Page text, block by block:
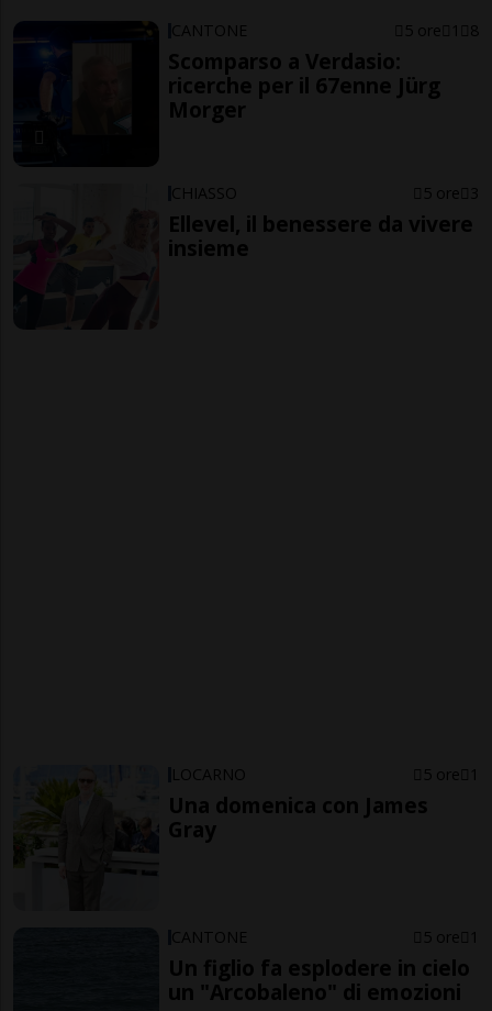
CANTONE 5 ore 1 8
Scomparso a Verdasio:
ricerche per il 67enne Jürg
Morger
CHIASSO 5 ore 3
Ellevel, il benessere da vivere
insieme
LOCARNO 5 ore 1
Una domenica con James
Gray
CANTONE 5 ore 1
Un figlio fa esplodere in cielo
un "Arcobaleno" di emozioni